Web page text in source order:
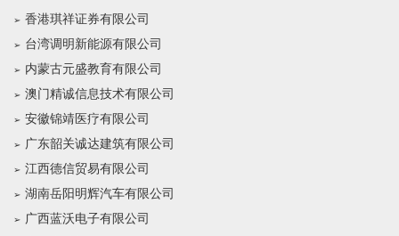
香港琪祥证券有限公司
台湾调明新能源有限公司
内蒙古元盛教育有限公司
澳门精诚信息技术有限公司
安徽锦靖医疗有限公司
广东韶关诚达建筑有限公司
江西德信贸易有限公司
湖南岳阳明辉汽车有限公司
广西蓝沃电子有限公司